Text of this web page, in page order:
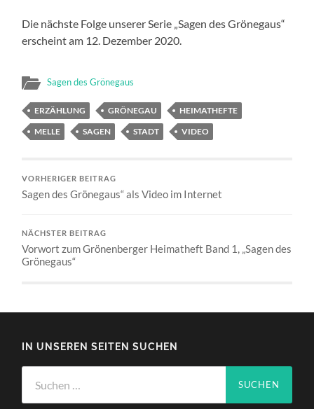
Die nächste Folge unserer Serie „Sagen des Grönegaus“
erscheint am 12. Dezember 2020.
Sagen des Grönegaus
ERZÄHLUNG GRÖNEGAU
HEIMATHEFTE
MELLE
SAGEN STADT VIDEO
VORHERIGER BEITRAG
Sagen des Grönegaus“ als Video im Internet
NÄCHSTER BEITRAG
Vorwort zum Grönenberger Heimatheft Band 1, „Sagen des
Grönegaus“
IN UNSEREN SEITEN SUCHEN
nach: